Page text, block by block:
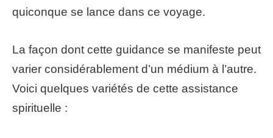
quiconque se lance dans ce voyage.
La façon dont cette guidance se manifeste peut
varier considérablement d’un médium à l’autre.
Voici quelques variétés de cette assistance
spirituelle :